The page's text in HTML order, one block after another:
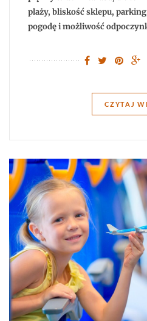
plaży, bliskość sklepu,
pogodę i możliwość
CZYTAJ